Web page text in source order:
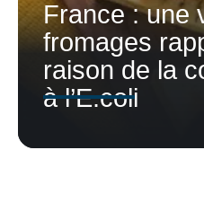
France : une
fromages
raison de la
à l’E.coli